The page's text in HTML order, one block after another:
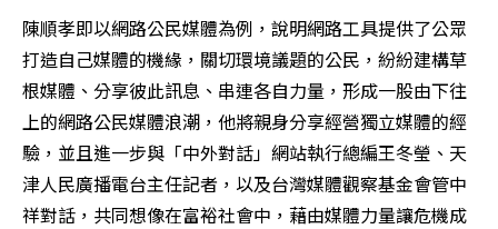
陳順孝即以網路公民媒體為例，說明網路工具提供了公眾
打造自己媒體的機緣，關切環境議題的公民，紛紛建構草
根媒體、分享彼此訊息、串連各自力量，形成一股由下往
上的網路公民媒體浪潮，他將親身分享經營獨立媒體的經
驗，並且進一步與「中外對話」網站執行總編王冬瑩、天
津人民廣播電台主任記者，以及台灣媒體觀察基金會管中
祥對話，共同想像在富裕社會中，藉由媒體力量讓危機成